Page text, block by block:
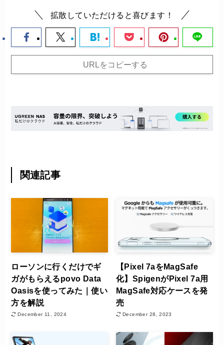
拡散していただけると喜びます！
URLをコピーする
関連記事
ローソンに行くだけでギ
ガがもらえるpovo Data
Oasisを使ってみた｜使い
方を解説
December 11, 2024
【Pixel 7aをMagSafe
化】SpigenがPixel 7a用
MagSafe対応ケースを発
売
December 28, 2023